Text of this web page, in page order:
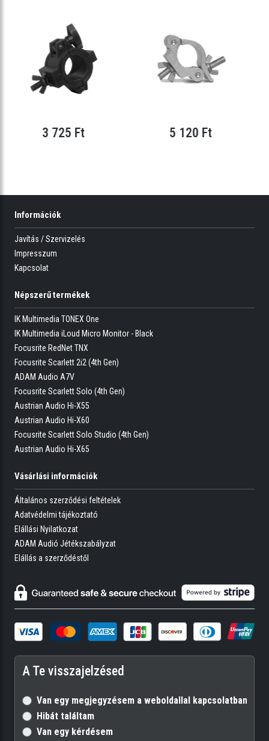
3 725 Ft 5 120 Ft
Információk
Javítás / Szervizelés
Impresszum
Kapcsolat
Népszerű termékek
IK Multimedia TONEX One
IK Multimedia iLoud Micro Monitor - Black
Focusrite RedNet TNX
Focusrite Scarlett 2i2 (4th Gen)
ADAM Audio A7V
Focusrite Scarlett Solo (4th Gen)
Austrian Audio Hi-X55
Austrian Audio Hi-X60
Focusrite Scarlett Solo Studio (4th Gen)
Austrian Audio Hi-X65
Vásárlási információk
Általános szerződési feltételek
Adatvédelmi tájékoztató
Elállási Nyilatkozat
ADAM Audió Jétékszabályzat
Elállás a szerződéstől
A Te visszajelzésed
Van egy megjegyzésem a weboldallal kapcsolatban
Hibát találtam
Van egy kérdésem